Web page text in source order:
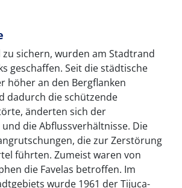
sichern, wurden am Stadtrand
geschaffen. Seit die städtische
höher an den Bergflanken
dadurch die schützende
änderten sich der
die Abflussverhältnisse. Die
die zur Zerstörung
führten. Zumeist waren von
die Favelas betroffen. Im
wurde 1961 der Tijuca-